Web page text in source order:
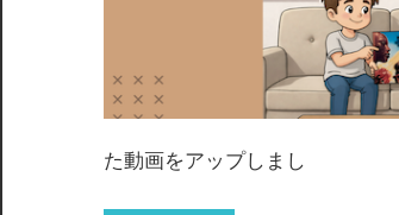
た動画をアップしまし